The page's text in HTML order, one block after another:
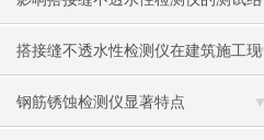
果的因素有哪些？
搭接缝不透水性检测仪在建筑施工现
场中的应用
钢筋锈蚀检测仪显著特点